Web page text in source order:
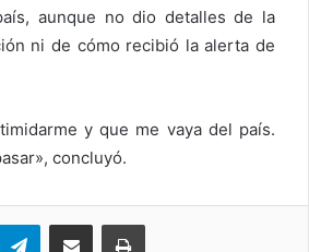
aunque no dio detalles de la
ni de cómo recibió la alerta de
y que me vaya del país.
concluyó.
TelegramCompartir via Email Imprimi